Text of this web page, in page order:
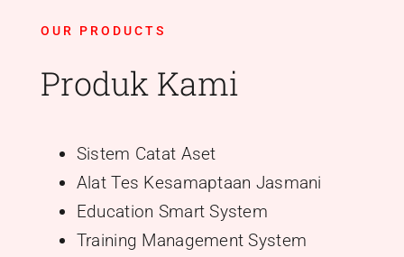
OUR PRODUCTS
Produk Kami
Sistem Catat Aset
Alat Tes Kesamaptaan Jasmani
Education Smart System
Training Management System